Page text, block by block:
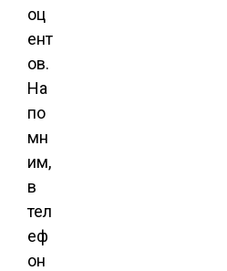
оц
ент
ов.
На
по
мн
им,
в
тел
еф
он